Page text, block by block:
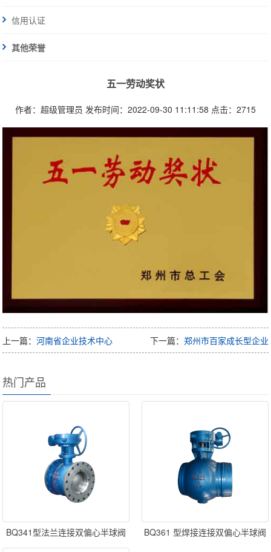
信用认证
其他荣誉
五一劳动奖状
作者：超级管理员 发布时间：2022-09-30 11:11:58 点击：2715
上一篇：河南省企业技术中心 下一篇： 郑州市百家成长型企业
热门产品
BQ341型法兰连接双偏心半球阀 BQ361 型焊接连接双偏心半球阀